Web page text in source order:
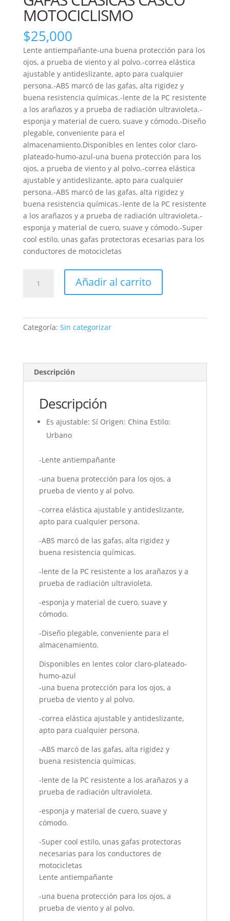
MOTOCICLISMO
$25,000
Lente antiempañante-una buena protección para los
ojos, a prueba de viento y al polvo.-correa elástica
ajustable y antideslizante, apto para cualquier
persona.-ABS marcó de las gafas, alta rigidez y
buena resistencia químicas.-lente de la PC resistente
a los arañazos y a prueba de radiación ultravioleta.-
esponja y material de cuero, suave y cómodo.-Diseño
plegable, conveniente para el
almacenamiento.Disponibles en lentes color claro-
plateado-humo-azul-una buena protección para los
ojos, a prueba de viento y al polvo.-correa elástica
ajustable y antideslizante, apto para cualquier
persona.-ABS marcó de las gafas, alta rigidez y
buena resistencia químicas.-lente de la PC resistente
a los arañazos y a prueba de radiación ultravioleta.-
esponja y material de cuero, suave y cómodo.-Super
cool estilo, unas gafas protectoras ecesarias para los
conductores de motocicletas
CLASICAS
cantidad
Añadir al carrito
Categoría: Sin categorizar
Descripción
Descripción
Es ajustable: Sí Origen: China Estilo:
Urbano
-Lente antiempañante
-una buena protección para los ojos, a
prueba de viento y al polvo.
-correa elástica ajustable y antideslizante,
apto para cualquier persona.
-ABS marcó de las gafas, alta rigidez y
buena resistencia químicas.
-lente de la PC resistente a los arañazos y a
prueba de radiación ultravioleta.
-esponja y material de cuero, suave y
cómodo.
-Diseño plegable, conveniente para el
almacenamiento.
Disponibles en lentes color claro-plateado-
humo-azul
-una buena protección para los ojos, a
prueba de viento y al polvo.
-correa elástica ajustable y antideslizante,
apto para cualquier persona.
-ABS marcó de las gafas, alta rigidez y
buena resistencia químicas.
-lente de la PC resistente a los arañazos y a
prueba de radiación ultravioleta.
-esponja y material de cuero, suave y
cómodo.
-Super cool estilo, unas gafas protectoras
necesarias para los conductores de
motocicletas
Lente antiempañante
-una buena protección para los ojos, a
prueba de viento y al polvo.